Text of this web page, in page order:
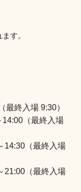
す。
最終入場 9:30）
（最終入場
（最終入場
（最終入場